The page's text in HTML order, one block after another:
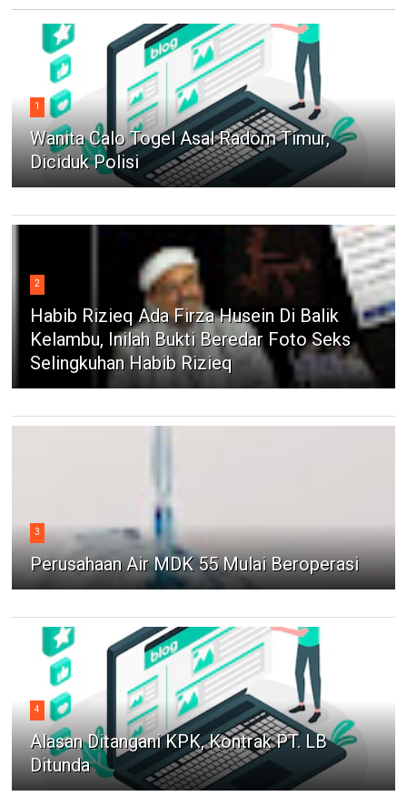
1
Wanita Calo Togel Asal Radom Timur,
Diciduk Polisi
2
Habib Rizieq Ada Firza Husein Di Balik
Kelambu, Inilah Bukti Beredar Foto Seks
Selingkuhan Habib Rizieq
3
Perusahaan Air MDK 55 Mulai Beroperasi
4
Alasan Ditangani KPK, Kontrak PT. LB
Ditunda